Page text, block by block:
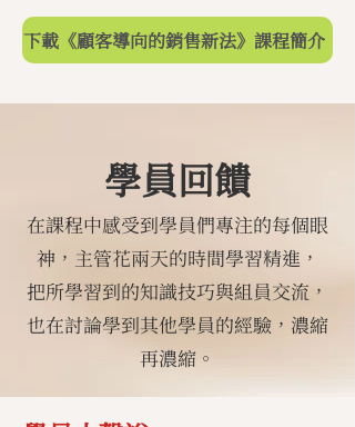
下載《顧客導向的銷售新法》課程簡介
​學員回饋
在課程中感受到學員們專注的每個眼
神， 主管花兩天的時間學習精進，
把所學習到的知識技巧與組員交流，
也在討論學到其他學員的經驗，濃縮
再濃縮。